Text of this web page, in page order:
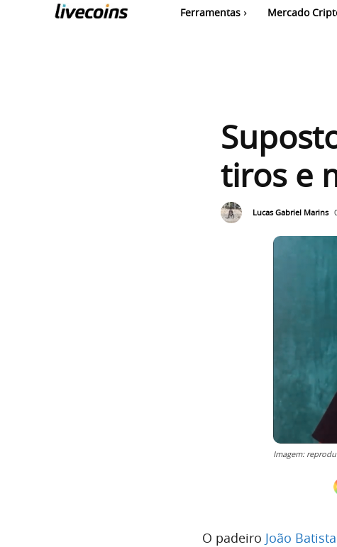
Ferramentas Mercado
tiros e
Lucas Gabriel Marins
Imagem:
O padeiro João